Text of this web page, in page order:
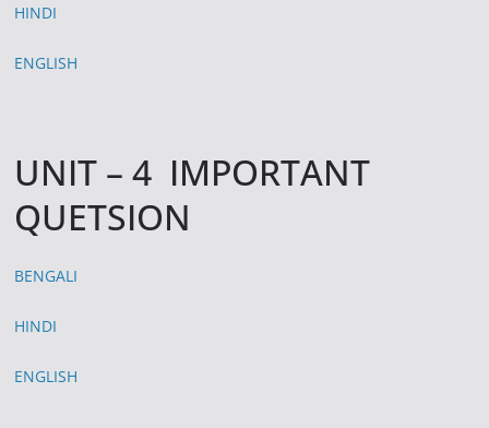
HINDI
ENGLISH
UNIT – 4 IMPORTANT
QUETSION
BENGALI
HINDI
ENGLISH